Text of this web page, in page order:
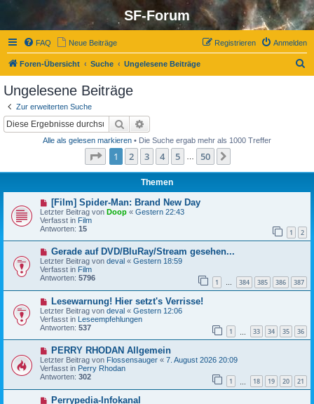
SF-Forum
FAQ Neue Beiträge Anmelden
Registrieren
Foren-Übersicht Suche Ungelesene Beiträge
Ungelesene Beiträge
Zur erweiterten Suche
Suche
Alle als gelesen markieren • Die Suche ergab mehr als 1000 Treffer
Seite 1von 50
1 2 3 4 5 50
Themen
N
e
u
e
r
B
e
i
t
r
g
[Film] Spider-Man: Brand New Day
Letzter Beitrag von Doop « Gestern 22:43
Verfasst in Film
Antworten: 15 1 2
N
e
u
e
r
B
e
i
t
r
g
Gerade auf DVD/BluRay/Stream gesehen...
Letzter Beitrag von deval « Gestern 18:59
Verfasst in Film
Antworten: 5796 1 … 384 385 386 387
N
e
u
e
r
B
i
t
r
g
Lesewarnung! Hier setzt's Verrisse!
Letzter Beitrag von deval « Gestern 12:06
Verfasst in Leseempfehlungen
Antworten: 537 1 33 34 35 36
N
e
u
e
B
PERRY RHODAN Allgemein
Letzter Beitrag von Flossensauger « 7. August 2026 20:09
Verfasst in Perry Rhodan
Antworten: 302 1 18 19 20 21
NPerrypedia-Infokanal